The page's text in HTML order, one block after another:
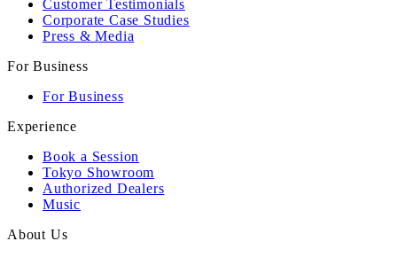
Customer Testimonials
Corporate Case Studies
Press & Media
For Business
For Business
Experience
Book a Session
Tokyo Showroom
Authorized Dealers
Music
About Us